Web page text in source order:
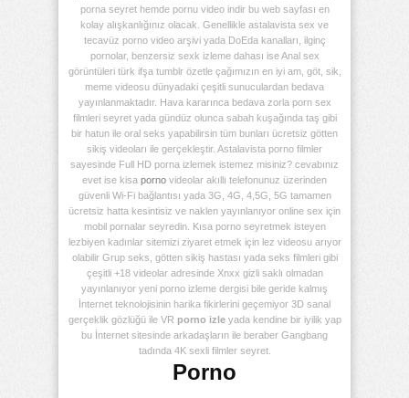
porna seyret hemde pornu video indir bu web sayfası en
kolay alışkanlığınız olacak. Genellikle astalavista sex ve
tecavüz porno video arşivi yada DoEda kanalları, ilginç
pornolar, benzersiz sexk izleme dahası ise Anal sex
görüntüleri türk ifşa tumblr özetle çağımızın en iyi am, göt, sik,
meme videosu dünyadaki çeşitli sunuculardan bedava
yayınlanmaktadır. Hava kararınca bedava zorla porn sex
filmleri seyret yada gündüz olunca sabah kuşağında taş gibi
bir hatun ile oral seks yapabilirsin tüm bunları ücretsiz götten
sikiş videoları ile gerçekleştir. Astalavista porno filmler
sayesinde Full HD porna izlemek istemez misiniz? cevabınız
evet ise kisa porno videolar akıllı telefonunuz üzerinden
güvenli Wi-Fi bağlantısı yada 3G, 4G, 4,5G, 5G tamamen
ücretsiz hatta kesintisiz ve naklen yayınlanıyor online sex için
mobil pornalar seyredin. Kısa porno seyretmek isteyen
lezbiyen kadınlar sitemizi ziyaret etmek için lez videosu arıyor
olabilir Grup seks, götten sikiş hastası yada seks filmleri gibi
çeşitli +18 videolar adresinde Xnxx gizli saklı olmadan
yayınlanıyor yeni porno izleme dergisi bile geride kalmış
İnternet teknolojisinin harika fikirlerini geçemiyor 3D sanal
gerçeklik gözlüğü ile VR porno izleyada kendine bir iyilik yap
bu İnternet sitesinde arkadaşların ile beraber Gangbang
tadında 4K sexli filmler seyret.
Porno